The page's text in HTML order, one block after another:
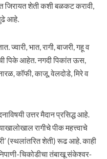
शेती कशी बळकट करावी,
आहे.
ज्वारी, भात, रागी, बाजरी, गहू व
पिके आहेत. नगदी पिकांत ऊस,
कॉफी, काजू, वेलदोडे, मिरे व
उत्तर मैदान प्रसिद्ध आहे.
रागीचे पीक महत्त्वाचे
(स्थलांतरित शेती) रूढ आहे. काही
चिकोडीचा तंबाखू संकेश्वर-